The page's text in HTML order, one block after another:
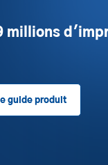
millions
guide produit